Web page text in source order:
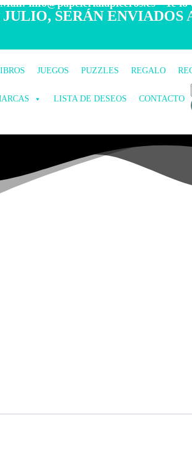
info@papelerialapiceros.es - Te
SERÁN ENVIADOS
JUEGOS PUZZLES REGALO
LISTA DE DESEOS CONTACTO